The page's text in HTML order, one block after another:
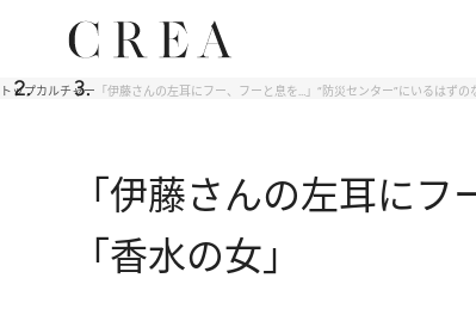
トップカルチャー 「伊藤さんの左耳にフー、フーと息を…」“防災センター”にいるはずの
「伊藤さんの左耳に
「香水の女」